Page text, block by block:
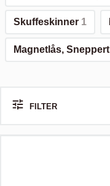
Skuffeskinner 1
Magnetlås, Sneppert
FILTER